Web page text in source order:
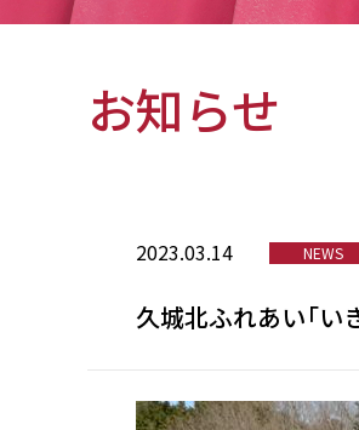
お知らせ
2023.03.14 NEWS
久城北ふれあい「い